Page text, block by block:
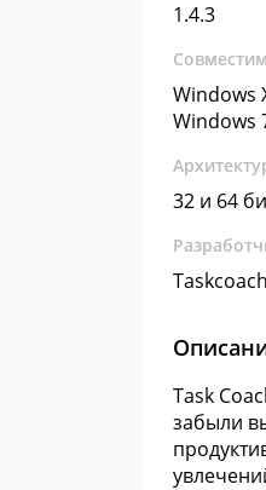
1.4.3
Windows
Windows
32 и 64
Taskcoach
Task
забыли